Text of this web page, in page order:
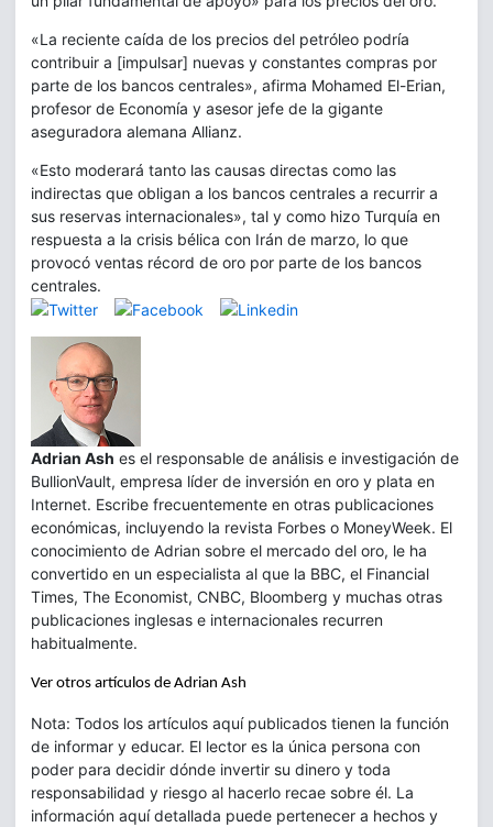
«La reciente caída de los precios del petróleo podría
contribuir a [impulsar] nuevas y constantes compras por
parte de los bancos centrales», afirma Mohamed El-Erian,
profesor de Economía y asesor jefe de la gigante
aseguradora alemana Allianz.
«Esto moderará tanto las causas directas como las
indirectas que obligan a los bancos centrales a recurrir a
sus reservas internacionales», tal y como hizo Turquía en
respuesta a la crisis bélica con Irán de marzo, lo que
provocó ventas récord de oro por parte de los bancos
centrales.
Adrian Ash es el responsable de análisis e investigación de
BullionVault, empresa líder de inversión en oro y plata en
Internet. Escribe frecuentemente en otras publicaciones
económicas, incluyendo la revista Forbes o MoneyWeek. El
conocimiento de Adrian sobre el mercado del oro, le ha
convertido en un especialista al que la BBC, el Financial
Times, The Economist, CNBC, Bloomberg y muchas otras
publicaciones inglesas e internacionales recurren
habitualmente.
Ver otros artículos de Adrian Ash
Nota: Todos los artículos aquí publicados tienen la función
de informar y educar. El lector es la única persona con
poder para decidir dónde invertir su dinero y toda
responsabilidad y riesgo al hacerlo recae sobre él. La
información aquí detallada puede pertenecer a hechos y